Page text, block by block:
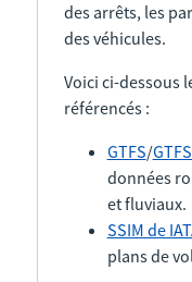
des arrêts, les
des véhicules.
Voici ci-dessous
référencés :
GTFS/
données
et fluviaux.
SSIM de
plans de